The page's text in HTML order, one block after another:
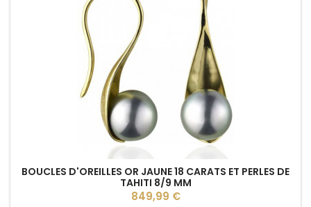
BOUCLES D'OREILLES OR JAUNE 18 CARATS ET PERLES DE
TAHITI 8/9 MM
Prix
849,99 €